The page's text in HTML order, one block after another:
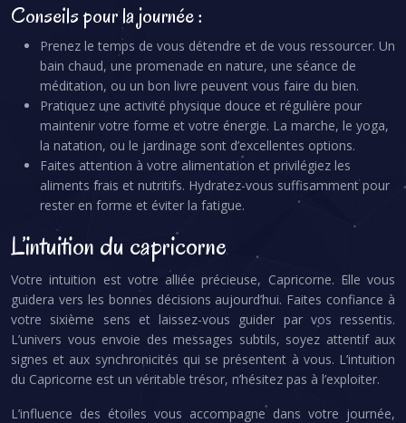
Conseils pour la journée :
Prenez le temps de vous détendre et de vous ressourcer. Un
bain chaud, une promenade en nature, une séance de
méditation, ou un bon livre peuvent vous faire du bien.
Pratiquez une activité physique douce et régulière pour
maintenir votre forme et votre énergie. La marche, le yoga,
la natation, ou le jardinage sont d’excellentes options.
Faites attention à votre alimentation et privilégiez les
aliments frais et nutritifs. Hydratez-vous suffisamment pour
rester en forme et éviter la fatigue.
L’intuition du capricorne
Votre intuition est votre alliée précieuse, Capricorne. Elle vous
guidera vers les bonnes décisions aujourd’hui. Faites confiance à
votre sixième sens et laissez-vous guider par vos ressentis.
L’univers vous envoie des messages subtils, soyez attentif aux
signes et aux synchronicités qui se présentent à vous. L’intuition
du Capricorne est un véritable trésor, n’hésitez pas à l’exploiter.
L’influence des étoiles vous accompagne dans votre journée,